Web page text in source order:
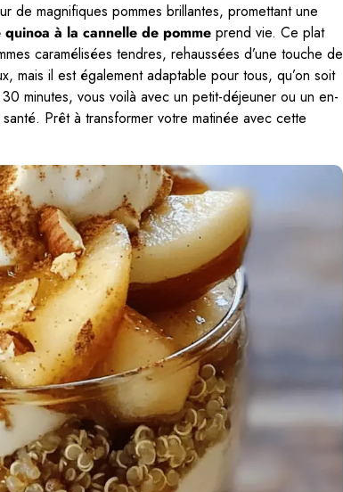
de magnifiques pommes brillantes, promettant une
à la cannelle de pomme prend vie. Ce plat
caramélisées tendres, rehaussées d’une touche de
mais il est également adaptable pour tous, qu’on soit
minutes, vous voilà avec un petit-déjeuner ou un en-
Prêt à transformer votre matinée avec cette